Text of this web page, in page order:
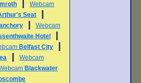
Webcam
Seat
Webcam
Hotel
Belfast City
Webcam
Blackwater